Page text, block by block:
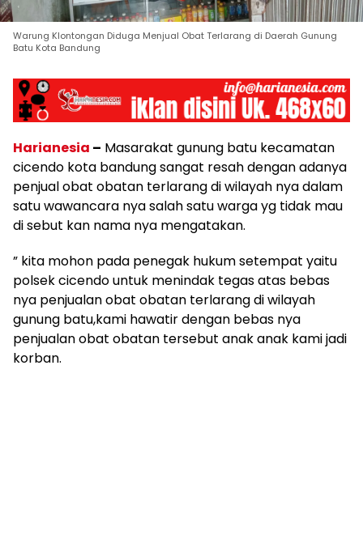
Warung Klontongan Diduga Menjual Obat Terlarang di Daerah Gunung
Batu Kota Bandung
Harianesia – Masarakat gunung batu kecamatan
cicendo kota bandung sangat resah dengan adanya
penjual obat obatan terlarang di wilayah nya dalam
satu wawancara nya salah satu warga yg tidak mau
di sebut kan nama nya mengatakan.
” kita mohon pada penegak hukum setempat yaitu
polsek cicendo untuk menindak tegas atas bebas
nya penjualan obat obatan terlarang di wilayah
gunung batu,kami hawatir dengan bebas nya
penjualan obat obatan tersebut anak anak kami jadi
korban.